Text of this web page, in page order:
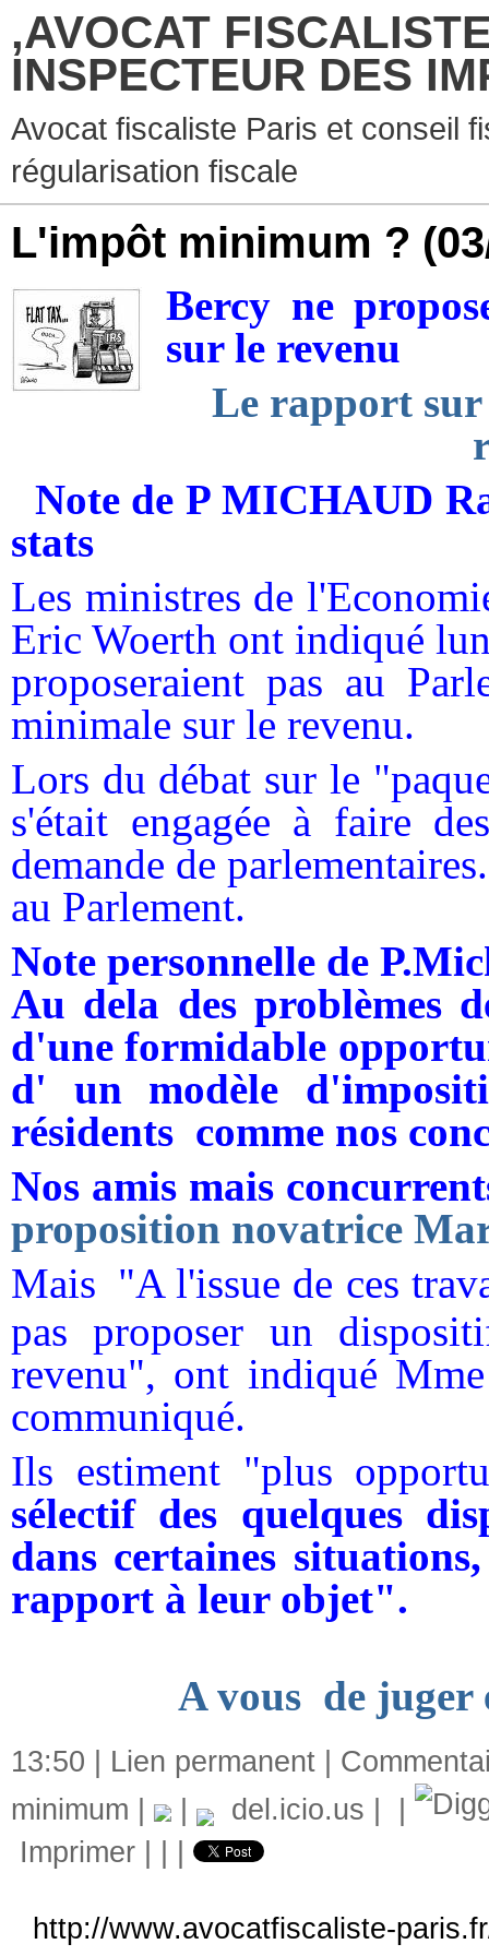
,AVOCAT
INSPECTEUR DES
Avocat fiscaliste Paris et conseil
régularisation fiscale
L'impôt minimum ?
Bercy ne
sur le revenu
Le rapport
Note de P MICHAUD
stats
Les ministres de
Eric Woerth ont indiqué
proposeraient pas au
minimale sur le revenu.
Lors du débat sur le
s'était engagée à faire
demande de
au Parlement.
Note personnelle de
Au dela des problèmes
d'une formidable
d' un modèle
résidents comme nos
Nos amis mais
proposition novatrice
Mais "A l'issue de ces
pas proposer un
revenu", ont indiqué
communiqué.
Ils estiment "plus
sélectif des quelques
dans certaines
rapport à leur objet".
A vous de juger
13:50 | Lien permanent
minimum
del.icio.us
Imprimer
http://www.avocatfiscaliste-